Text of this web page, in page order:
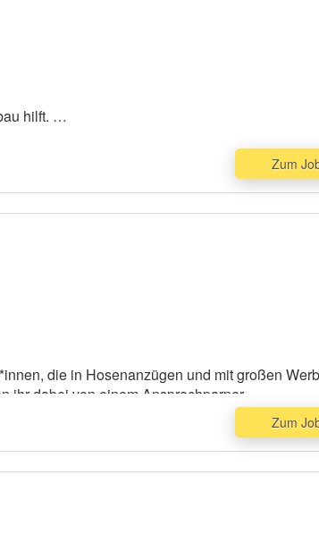
hilft.
Zum
die in Hosenanzügen und mit großen
ihr dabei von einem Ansprechparner.
Zum